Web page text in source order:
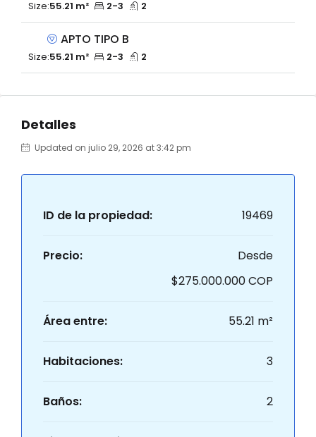
Size:55.21 m² 2-3 2
APTO TIPO B
Size:55.21 m² 2-3 2
Detalles
Updated on julio 29, 2026 at 3:42 pm
ID de la propiedad: 19469
Precio:
Desde
$275.000.000 COP
Área entre: 55.21 m²
Habitaciones: 3
Baños: 2